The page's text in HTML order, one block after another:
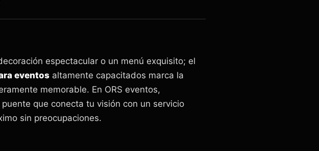
espectacular o un menú exquisito; el
eventos altamente capacitados marca la
memorable. En ORS eventos,
que conecta tu visión con un servicio
sin preocupaciones.